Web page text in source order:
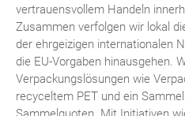
vertrauensvollem Handeln
Zusammen verfolgen wir lokal
der ehrgeizigen internationalen
die EU-Vorgaben hinausgehen.
Verpackungslösungen wie
recyceltem PET und ein